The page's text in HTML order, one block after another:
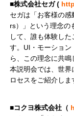
■株式会社セガ (
セガは「お客様の
rs）」という理念の
して、誰も体験した
す。UI・モーショ
ら、この理念に共鳴
本説明会では、世
■コクヨ株式会社（